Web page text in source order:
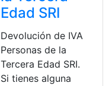
Edad SRI
Devolución de IVA
Personas de la
Tercera Edad SRI.
Si tienes alguna